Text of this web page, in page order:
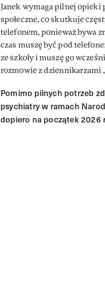
Janek wymaga pilnej
społeczne, co skutkuje
telefonem, ponieważ bywa
czas muszę być pod
ze szkoły i muszę go
rozmowie z dziennikarzami
Pomimo pilnych potrzeb
psychiatry w ramach
dopiero na początek 2026